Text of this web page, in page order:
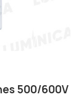
500/600V